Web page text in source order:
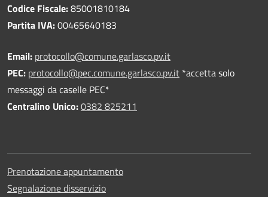
Codice Fiscale:85001810184
Partita IVA:00465640183
Email: protocollo@comune.garlasco.pv.it
PEC: protocollo@pec.comune.garlasco.pv.it *accetta solo
messaggi da caselle PEC*
Centralino Unico:0382 825211
Prenotazione appuntamento
Segnalazione disservizio